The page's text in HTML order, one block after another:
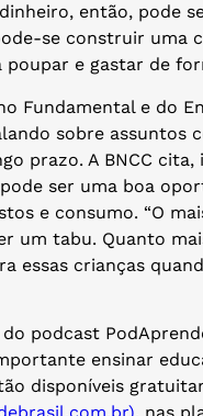
então, pode
se construir uma
poupar e gastar de
Fundamental e do
sobre assuntos
prazo. A BNCC cita,
ser uma boa
e consumo. “O
um tabu. Quanto
essas crianças
podcast
ensinar
disponíveis